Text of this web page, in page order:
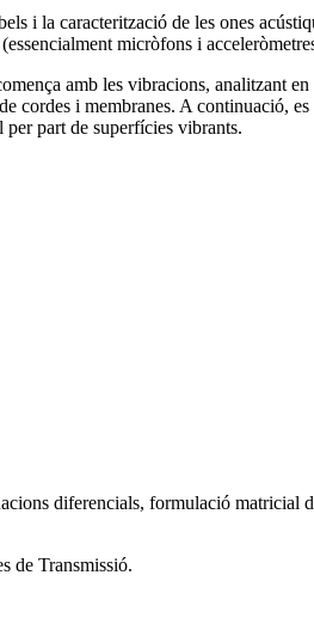
i la caracterització de les ones
micròfons i
amb les vibracions, analitzant
cordes i membranes. A continuació,
part de superfícies vibrants.
diferencials, formulació matricial
de Transmissió.